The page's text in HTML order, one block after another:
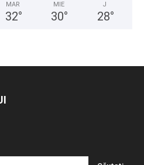
MAR
32°
MIE
30°
J
28°